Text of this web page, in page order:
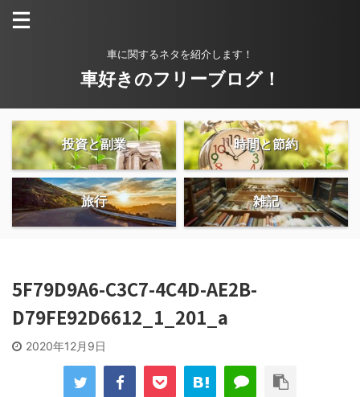
車に関するネタを紹介します！
車好きのフリーブログ！
投資と副業 時間と節約
旅行 雑記
5F79D9A6-C3C7-4C4D-AE2B-
D79FE92D6612_1_201_a
2020年12月9日